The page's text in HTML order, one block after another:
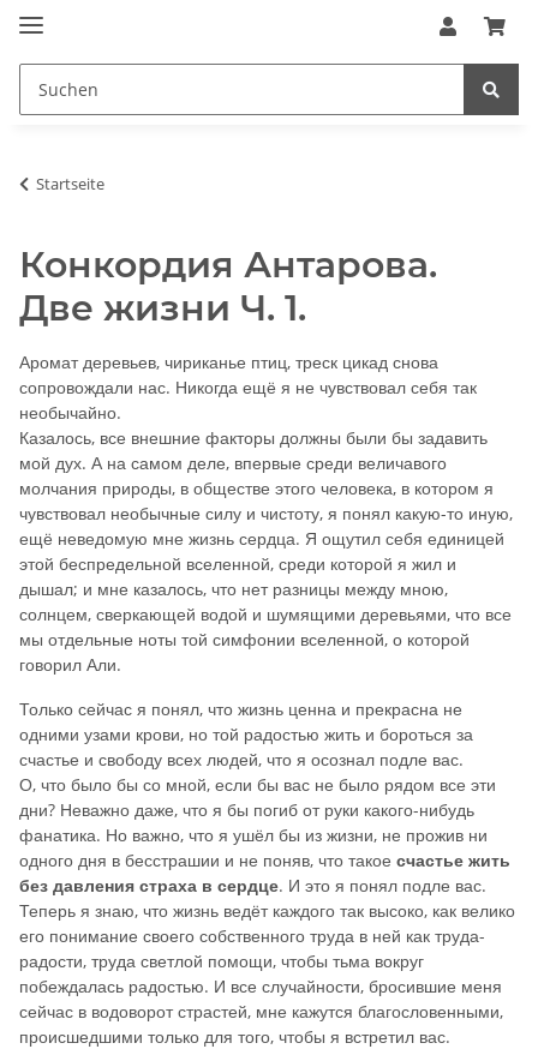
Startseite
Конкордия Антарова.
Две жизни Ч. 1.
Аромат деревьев, чириканье птиц, треск цикад снова
сопровождали нас. Никогда ещё я не чувствовал себя так
необычайно.
Казалось, все внешние факторы должны были бы задавить
мой дух. А на самом деле, впервые среди величавого
молчания природы, в обществе этого человека, в котором я
чувствовал необычные силу и чистоту, я понял какую-то иную,
ещё неведомую мне жизнь сердца. Я ощутил себя единицей
этой беспредельной вселенной, среди которой я жил и
дышал; и мне казалось, что нет разницы между мною,
солнцем, сверкающей водой и шумящими деревьями, что все
мы отдельные ноты той симфонии вселенной, о которой
говорил Али.
Только сейчас я понял, что жизнь ценна и прекрасна не
одними узами крови, но той радостью жить и бороться за
счастье и свободу всех людей, что я осознал подле вас.
О, что было бы со мной, если бы вас не было рядом все эти
дни? Неважно даже, что я бы погиб от руки какого-нибудь
фанатика. Но важно, что я ушёл бы из жизни, не прожив ни
одного дня в бесстрашии и не поняв, что такое счастье жить
без давления страха в сердце. И это я понял подле вас.
Теперь я знаю, что жизнь ведёт каждого так высоко, как велико
его понимание своего собственного труда в ней как труда-
радости, труда светлой помощи, чтобы тьма вокруг
побеждалась радостью. И все случайности, бросившие меня
сейчас в водоворот страстей, мне кажутся благословенными,
происшедшими только для того, чтобы я встретил вас.